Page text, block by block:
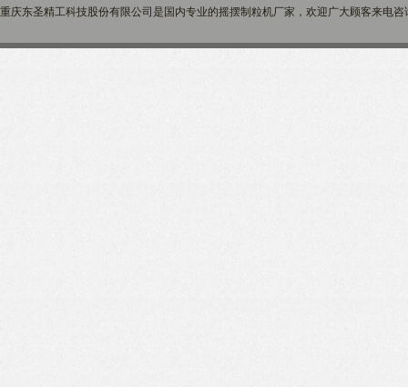
重庆东圣精工科技股份有限公司是国内专业的摇摆制粒机厂家，欢迎广大顾客来电咨